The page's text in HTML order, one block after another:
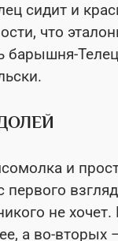
сидит и
что
барышня-
и
не
а во-